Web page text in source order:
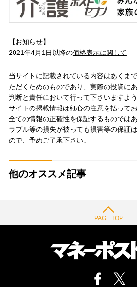
【お知らせ】
2021年4月1日以降の価格表示に関して
当サイトに記載されている内容はあくま
ただくためのものであり、実際の投資に
判断と責任において行って下さいますよ
サイトの掲載情報は細心の注意を払って
全ての情報の正確性を保証するものでは
ラブル等の損失が被っても損害等の保証
ので、予めご了承下さい。
他のオススメ記事
PAGE TOP